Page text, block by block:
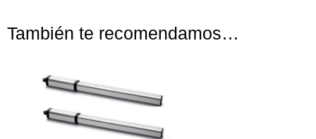
También te recomendamos…